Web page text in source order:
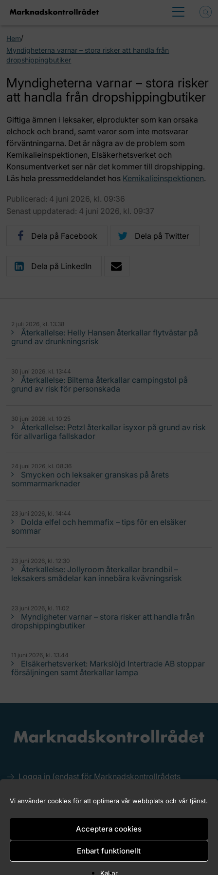
Vi använder cookies för att optimera vår webbplats och vår tjänst.
Acceptera cookies
Enbart funktionellt
Kakor
Hem/
Myndigheterna varnar – stora risker att handla från
dropshippingbutiker
Myndigheterna varnar – stora risker
att handla från dropshippingbutiker
Giftiga ämnen i leksaker, elprodukter som kan orsaka
elchock och brand, samt varor som inte motsvarar
förväntningarna. Det är några av de problem som
Kemikalieinspektionen, Elsäkerhetsverket och
Konsumentverket ser när det kommer till dropshipping.
Läs hela pressmeddelandet hos Kemikalieinspektionen.
Publicerad: 4 juni 2026, kl. 09:36
Senast uppdaterad: 4 juni 2026, kl. 09:37
Dela på Facebook Dela på Twitter
Dela på LinkedIn
2 juli 2026, kl. 13:38
Återkallelse: Helly Hansen återkallar flytvästar på
grund av drunkningsrisk
30 juni 2026, kl. 13:44
Återkallelse: Biltema återkallar campingstol på
grund av risk för personskada
30 juni 2026, kl. 10:25
Återkallelse: Petzl återkallar isyxor på grund av risk
för allvarliga fallskador
24 juni 2026, kl. 08:36
Smycken och leksaker granskas på årets
sommarmarknader
23 juni 2026, kl. 14:44
Dolda elfel och hemmafix – tips för en elsäker
sommar
23 juni 2026, kl. 12:30
Återkallelse: Jollyroom återkallar brandbil –
leksakers smådelar kan innebära kvävningsrisk
23 juni 2026, kl. 11:02
Myndigheter varnar – stora risker att handla från
dropshippingbutiker
11 juni 2026, kl. 13:44
Elsäkerhetsverket: Markslöjd Intertrade AB stoppar
försäljningen samt återkallar lampa
Logga in (endast för Marknadskontrollrådets
Kakor (Cookies)